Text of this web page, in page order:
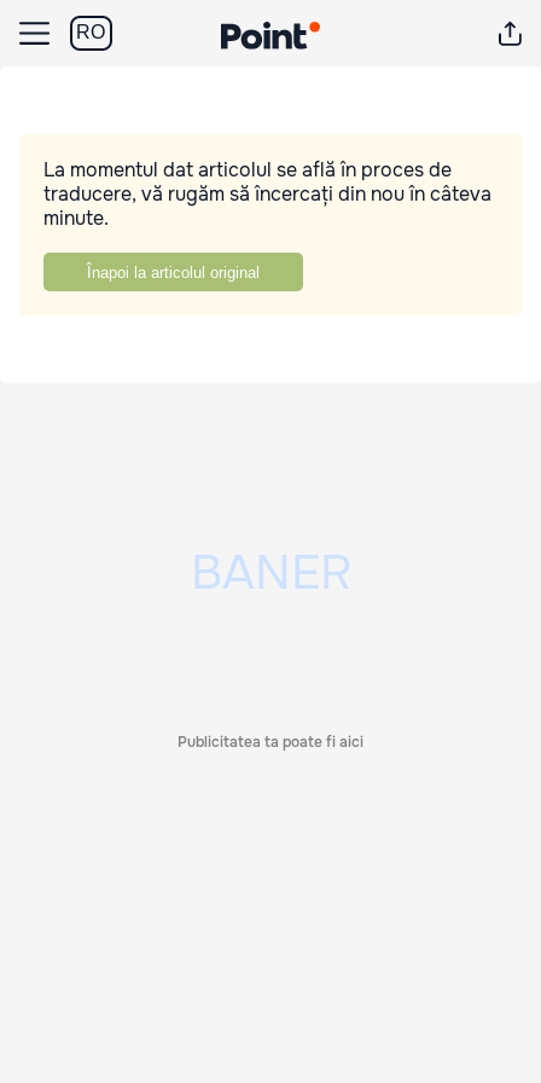
RO
La momentul dat articolul se află în proces de
traducere, vă rugăm să încercați din nou în câteva
minute.
Înapoi la articolul original
Publicitatea ta poate fi aici